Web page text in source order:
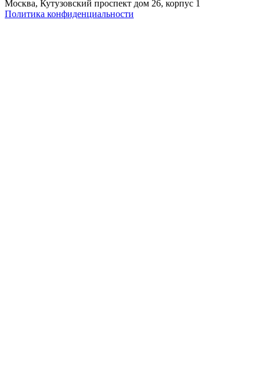
Москва, Кутузовский проспект дом 26, корпус 1
Политика конфиденциальности